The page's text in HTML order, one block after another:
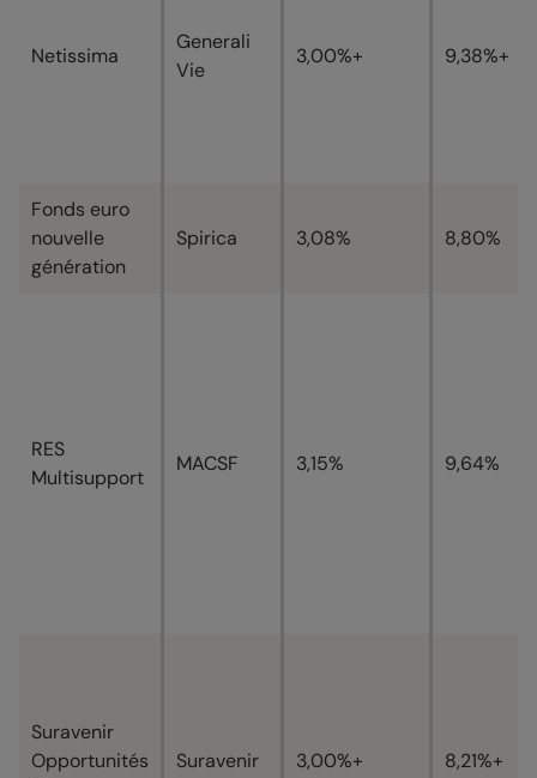
Netissima
Generali
Vie
3,00%+ 9,38%+
Fonds euro
nouvelle
génération
Spirica 3,08% 8,80%
RES
Multisupport
MACSF 3,15% 9,64%
Suravenir
Opportunités
Suravenir 3,00%+ 8,21%+